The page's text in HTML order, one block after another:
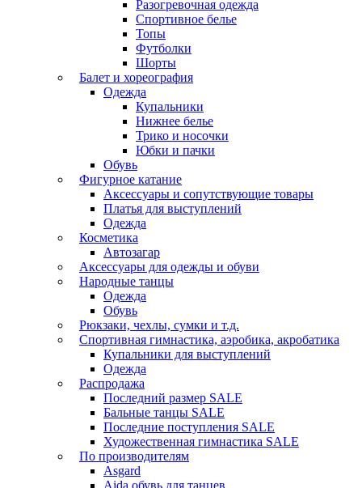
Разогревочная одежда
Спортивное белье
Топы
Футболки
Шорты
Балет и хореография
Одежда
Купальники
Нижнее белье
Трико и носочки
Юбки и пачки
Обувь
Фигурное катание
Аксессуары и сопутствующие товары
Платья для выступлений
Одежда
Косметика
Автозагар
Аксессуары для одежды и обуви
Народные танцы
Одежда
Обувь
Рюкзаки, чехлы, сумки и т.д.
Спортивная гимнастика, аэробика, акробатика
Купальники для выступлений
Одежда
Распродажа
Последний размер SALE
Бальные танцы SALE
Последние поступления SALE
Художественная гимнастика SALE
По производителям
Asgard
Аida обувь для танцев